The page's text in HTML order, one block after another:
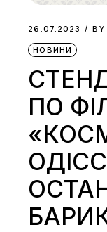
26.07.2023 BY
НОВИНИ
ПО